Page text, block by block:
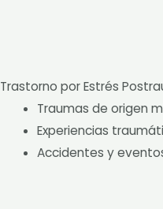
Trastorno por Estrés
Traumas de origen
Experiencias
Accidentes y